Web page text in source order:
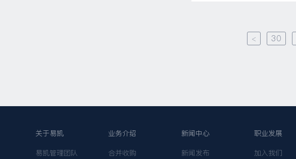
< 30
关于易凯
易凯管理团队
业务介绍
合并收购
新闻中心
新闻发布
职业发展
加入我们